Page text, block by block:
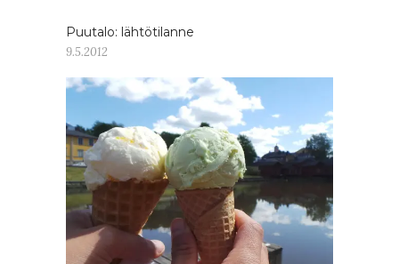
Puutalo: lähtötilanne
9.5.2012